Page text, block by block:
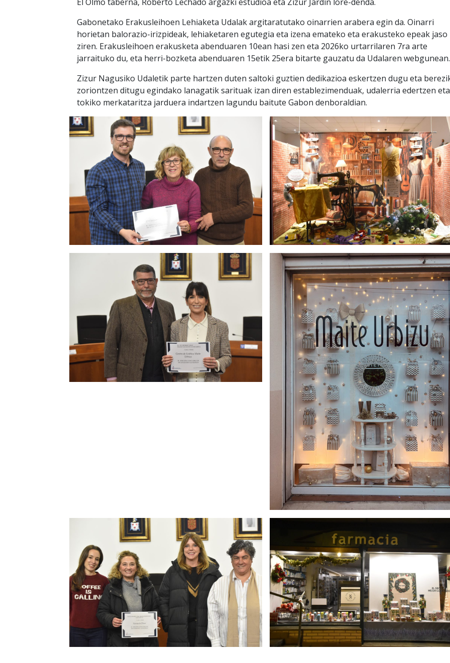
Gabonetako Erakusleihoen Lehiaketa Udalak argitaratutako oinarrien arabera egin da. Oinarri
horietan balorazio-irizpideak, lehiaketaren egutegia eta izena emateko eta erakusteko epeak jaso
ziren. Erakusleihoen erakusketa abenduaren 10ean hasi zen eta 2026ko urtarrilaren 7ra arte
jarraituko du, eta herri-bozketa abenduaren 15etik 25era bitarte gauzatu da Udalaren webgunean.
Zizur Nagusiko Udaletik parte hartzen duten saltoki guztien dedikazioa eskertzen dugu eta
zoriontzen ditugu egindako lanagatik sarituak izan diren establezimenduak, udalerria edertzen eta
tokiko merkataritza jarduera indartzen lagundu baitute Gabon denboraldian.